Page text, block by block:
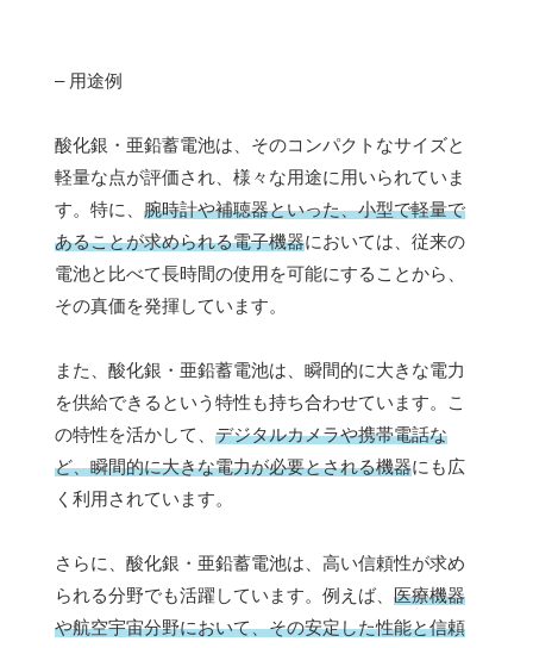
– 用途例
酸化銀・亜鉛蓄電池は、そのコンパクトなサイズと
軽量な点が評価され、様々な用途に用いられていま
す。特に、 腕時計や補聴器といった、小型で軽量で
あることが求められる電子機器においては、従来の
電池と比べて長時間の使用を可能にすることから、
その真価を発揮しています。
また、酸化銀・亜鉛蓄電池は、瞬間的に大きな電力
を供給できるという特性も持ち合わせています。こ
の特性を活かして、 デジタルカメラや携帯電話な
ど、瞬間的に大きな電力が必要とされる機器にも広
く利用されています。
さらに、酸化銀・亜鉛蓄電池は、高い信頼性が求め
られる分野でも活躍しています。例えば、 医療機器
や航空宇宙分野において、その安定した性能と信頼